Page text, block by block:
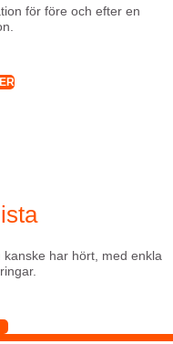
för före och efter en
har hört, med enkla